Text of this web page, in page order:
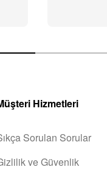
Hizmetleri
Sorulan Sorular
ve Güvenlik